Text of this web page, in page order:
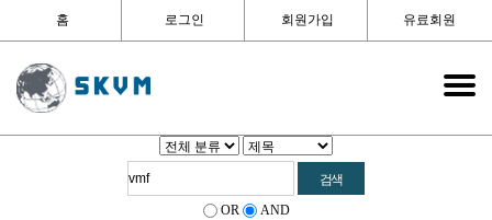
홈 로그인 회원가입 유료회원
OR AND